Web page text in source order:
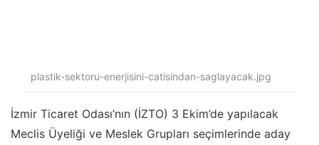
plastik-sektoru-enerjisini-catisindan-saglayacak.jpg
İzmir Ticaret Odası’nın (İZTO) 3 Ekim’de yapılacak
Meclis Üyeliği ve Meslek Grupları seçimlerinde aday